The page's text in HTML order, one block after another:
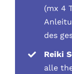
(mx 4
des
Reiki
alle